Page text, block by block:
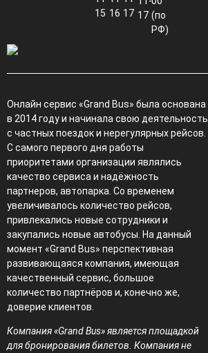
15 16 17 17 (по
РФ)
Онлайн сервис «Grand Bus» была основана
в 2014 году и начинала свою деятельность
с частных поездок и нерегулярных рейсов.
С самого первого дня работы
приоритетами организации являлись
качество сервиса и надёжность
партнеров, автопарка. Со временем
увеличивалось количество рейсов,
привлекались новые сотрудники и
закупались новые автобусы. На данный
момент «Grand Bus» перспективная
развивающаяся компания, имеющая
качественный сервис, большое
количество партнёров и, конечно же,
доверие клиентов.
Компания «Grand Bus» является площадкой
для бронирования билетов. Компания не